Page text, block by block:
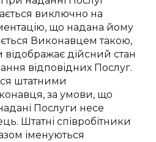
виключно на
що надана йому
Виконавцем такою,
дійсний стан
відповідних Послуг.
штатними
за умови, що
Послуги несе
Штатні співробітники
іменуються